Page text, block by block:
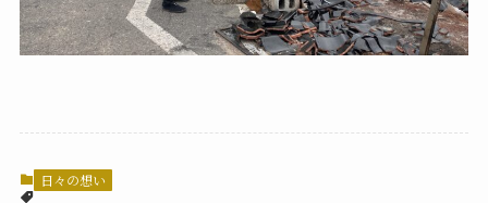
日々の想い